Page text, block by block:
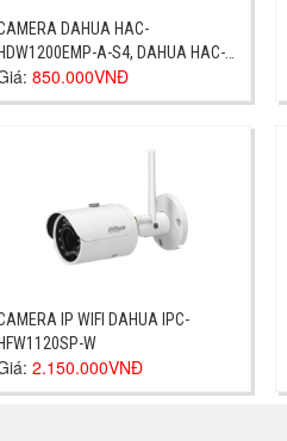
DAHUA HAC-
HDW1200EMP-A-S4, DAHUA HAC-
A-S4
850.000VNĐ
IP WIFI DAHUA IPC-
HFW1120SP-W
2.150.000VNĐ